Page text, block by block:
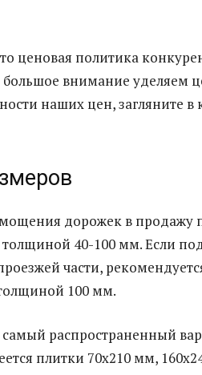
ценовая политика
большое внимание уделяем
наших цен, загляните в
дорожек в продажу
40-100 мм. Если
части,
100 мм.
самый распространенный
плитки 70х210 мм,